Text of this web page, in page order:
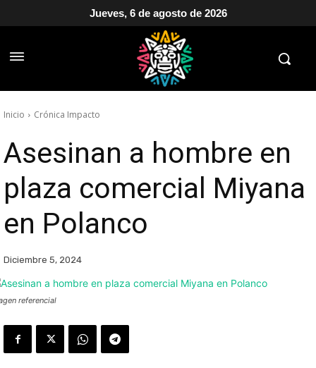
Jueves, 6 de agosto de 2026
Inicio Crónica Impacto
Asesinan a hombre en
plaza comercial Miyana
en Polanco
Diciembre 5, 2024
referencial